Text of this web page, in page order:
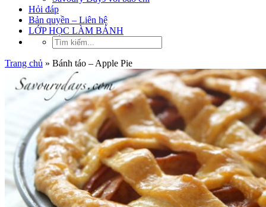
Hỏi đáp
Bản quyền – Liên hệ
LỚP HỌC LÀM BÁNH
Trang chủ » Bánh táo – Apple Pie